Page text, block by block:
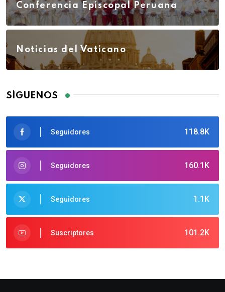
Conferencia Episcopal Peruana
Noticias del Vaticano
SÍGUENOS
118.8K
Seguidores
160.1K
Seguidores
1.1K
Seguidores
101.2K
Suscriptores